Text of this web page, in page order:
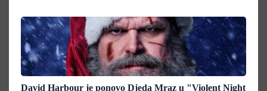
David Harbour je ponovo Djeda Mraz u "Violent Night